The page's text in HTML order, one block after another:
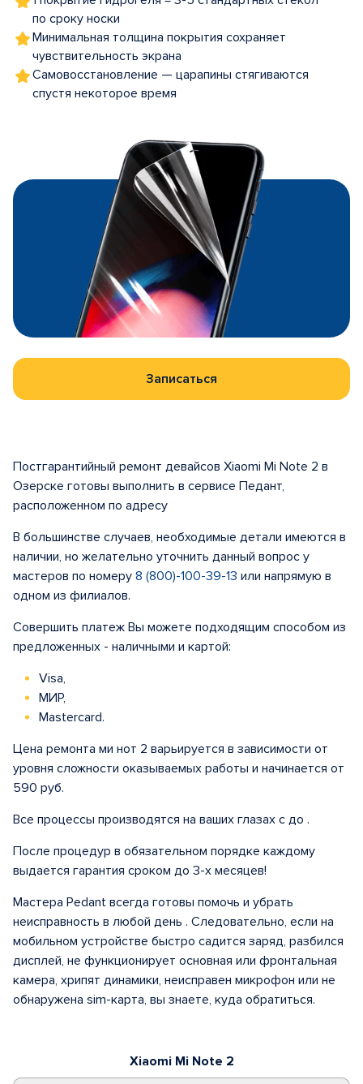
по сроку носки
Минимальная толщина покрытия сохраняет
чувствительность экрана
Самовосстановление — царапины стягиваются
спустя некоторое время
Записаться
Xiaomi Mi Note 2
Постгарантийный ремонт девайсов Xiaomi Mi Note 2 в
Озерске готовы выполнить в сервисе Педант,
расположенном по адресу
В большинстве случаев, необходимые детали имеются в
наличии, но желательно уточнить данный вопрос у
мастеров по номеру 8 (800)-100-39-13 или напрямую в
одном из филиалов.
Совершить платеж Вы можете подходящим способом из
предложенных - наличными и картой:
Visa,
МИР,
Mastercard.
Цена ремонта ми нот 2 варьируется в зависимости от
уровня сложности оказываемых работы и начинается от
590 руб.
Все процессы производятся на ваших глазах с до .
После процедур в обязательном порядке каждому
выдается гарантия сроком до 3-х месяцев!
Мастера Pedant всегда готовы помочь и убрать
неисправность в любой день . Следовательно, если на
мобильном устройстве быстро садится заряд, разбился
дисплей, не функционирует основная или фронтальная
камера, хрипят динамики, неисправен микрофон или не
обнаружена sim-карта, вы знаете, куда обратиться.